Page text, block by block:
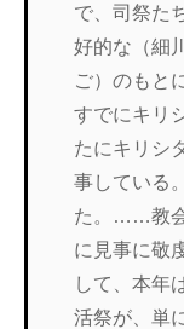
で、司祭た
好的な（細
ご）のもと
すでにキリ
たにキリシ
事している
た。……教会
に見事に敬
して、本年
活祭が、単